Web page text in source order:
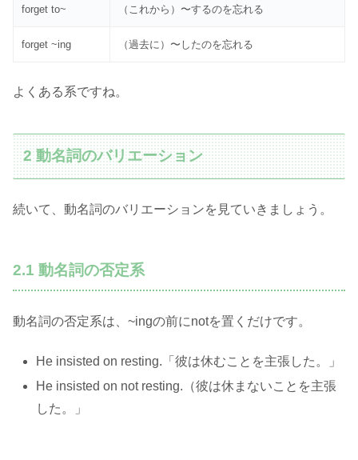
forget to~ （これから）〜するのを忘れる
forget ~ing （過去に）〜したのを忘れる
よくある系ですね。
2 動名詞のバリエーション
続いて、動名詞のバリエーションを見ていきましょう。
2.1 動名詞の否定系
動名詞の否定系は、~ingの前にnotを置くだけです。
He insisted on resting.「彼は休むことを主張した。」
He insisted on not resting.（彼は休まないことを主張
した。」